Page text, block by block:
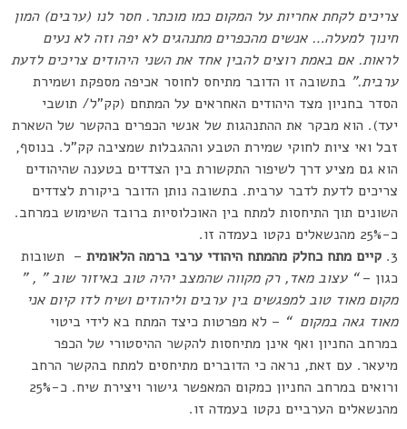
צריכים לקחת אחריות על המקום כמו מוכתר. חסר לנו (ערבים) המון
חינוך למעלה… אנשים מהכפרים מתנהגים לא יפה וזה לא נעים
לראות. אם באמת רוצים להבין אחד את השני היהודים צריכים לדעת
ערבית.” בתשובה זו הדובר מתיחס לחוסר אכיפה מספקת ושמירת
הסדר בחניון מצד היהודים האחראים על המתחם (קק”ל/ תושבי
יעד). הוא מבקר את ההתנהגות של אנשי הכפרים בהקשר של השארת
זבל ואי ציות לחוקי שמירת הטבע וההגבלות שמציבה קק”ל. בנוסף,
הוא גם מציע דרך לשיפור התקשורת בין הצדדים בטענה שהיהודים
צריכים לדעת לדבר ערבית. בתשובה נותן הדובר ביקורת לצדדים
השונים תוך התיחסות למתח בין האוכלוסיות ברובד השימוש במרחב.
כ-25% מהנשאלים נקטו בעמדה זו.
קיים מתח כחלק מהמתח היהודי ערבי ברמה הלאומית – תשובות
כגון –“ עצוב מאד, רק מקווה שהמצב יהיה טוב באיזור שוב ” , ”
מקום מאוד טוב למפגשים בין ערבים וליהודים ושיח לדו קיום אני
מאוד גאה במקום “ – לא מפרטות כיצד המתח בא לידי ביטוי
במרחב החניון ואף אינן מתיחסות להקשר ההיסטורי של הכפר
מיעאר. עם זאת, נראה כי הדוברים מתיחסים למתח בהקשר הרחב
ורואים במרחב החניון כמקום המאפשר גישור ויצירת שיח. כ-25%
מהנשאלים הערביים נקטו בעמדה זו.